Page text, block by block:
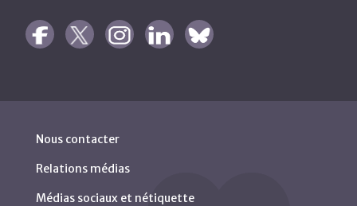
Nous contacter
Relations médias
Médias sociaux et nétiquette